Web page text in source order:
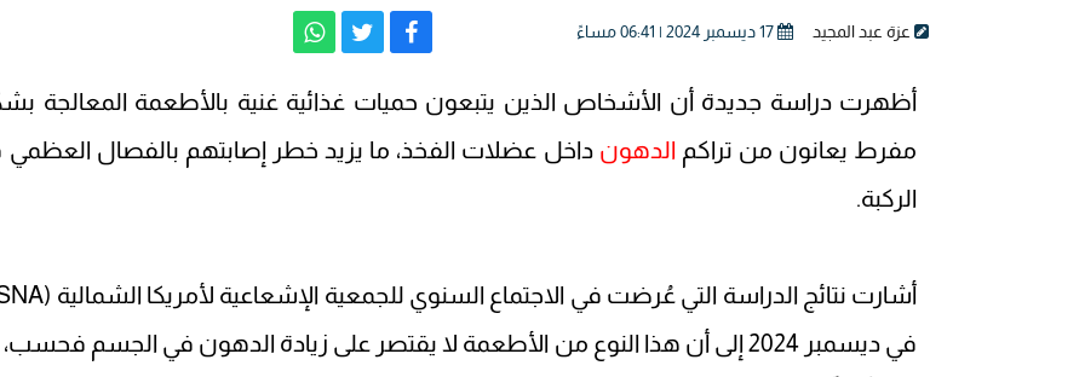
عزة عبد المجيد 17 ديسمبر 2024 | 06:41 مساءً
أظهرت دراسة جديدة أن الأشخاص الذين يتبعون حميات غذائية غنية بالأطعمة المعالجة
مفرط يعانون من تراكم الدهون داخل عضلات الفخذ، ما يزيد خطر إصابتهم بالفصال
الركبة.
في ديسمبر 2024 إلى أن هذا النوع من الأطعمة لا يقتصر على زيادة الدهون في الجسم